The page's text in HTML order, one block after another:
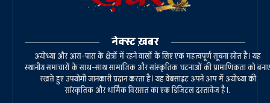
नेक्स्ट ख़बर
अयोध्या और आस-पास के क्षेत्रों में रहने वालों के लिए एक महत्वपूर्ण सूचना स्रोत है। यह
स्थानीय समाचारों के साथ-साथ सामाजिक और सांस्कृतिक घटनाओं की प्रामाणिकता को बनाए
रखते हुए उपयोगी जानकारी प्रदान करता है। यह वेबसाइट अपने आप में अयोध्या की
सांस्कृतिक और धार्मिक विरासत का एक डिजिटल दस्तावेज है।.